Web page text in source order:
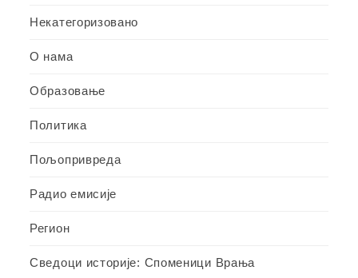
Некатегоризовано
О нама
Образовање
Политика
Пољопривреда
Радио емисије
Регион
Сведоци историје: Споменици Врања